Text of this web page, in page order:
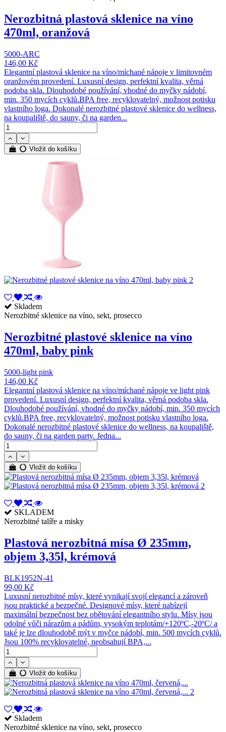
Nerozbitná plastová sklenice na víno
470ml, oranžová
5000-ARC
146,00 Kč
Elegantní plastová sklenice na víno/míchané nápoje v limitovném
oranžovém provedení. Luxusní design, perfektní kvalita, věrná
podoba skla. Dlouhodobé používání, vhodné do myčky nádobí,
min. 350 mycích cyklů.BPA free, recyklovatelný, možnost potisku
vlastního loga. Dokonalé nerozbitné plastové sklenice do wellness,
na koupaliště, do sauny, či na garden...
Vložit do košíku
Skladem
Nerozbitné sklenice na víno, sekt, prosecco
Nerozbitné plastové sklenice na víno
470ml, baby pink
5000-light pink
146,00 Kč
Elegantní plastová sklenice na víno/míchané nápoje ve light pink
provedení. Luxusní design, perfektní kvalita, věrná podoba skla.
Dlouhodobé používání, vhodné do myčky nádobí, min. 350 mycích
cyklů.BPA free, recyklovatelný, možnost potisku vlastního loga.
Dokonalé nerozbitné plastové sklenice do wellness, na koupaliště,
do sauny, či na garden party. Jedna...
Vložit do košíku
SKLADEM
Nerozbitné talíře a misky
Plastová nerozbitná mísa Ø 235mm,
objem 3,35l, krémová
BLK1952N-41
99,00 Kč
Luxusní nerozbitné mísy, které vynikají svojí elegancí a zároveň
jsou praktické a bezpečné. Designové mísy, které nabízejí
maximální bezpečnost bez obětování elegantního stylu. Mísy jsou
odolné vůči nárazům a pádům, vysokým teplotám/+120ºC,-20ºC/ a
také je lze dlouhodobě mýt v myčce nádobí, min. 500 mycích cyklů.
Jsou 100% recyklovatelné, neobsahují BPA,...
Vložit do košíku
Skladem
Nerozbitné sklenice na víno, sekt, prosecco